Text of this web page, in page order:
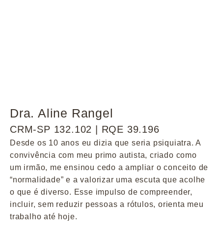
Dra. Aline Rangel
CRM-SP 132.102 | RQE 39.196
Desde os 10 anos eu dizia que seria psiquiatra. A
convivência com meu primo autista, criado como
um irmão, me ensinou cedo a ampliar o conceito de
“normalidade” e a valorizar uma escuta que acolhe
o que é diverso. Esse impulso de compreender,
incluir, sem reduzir pessoas a rótulos, orienta meu
trabalho até hoje.